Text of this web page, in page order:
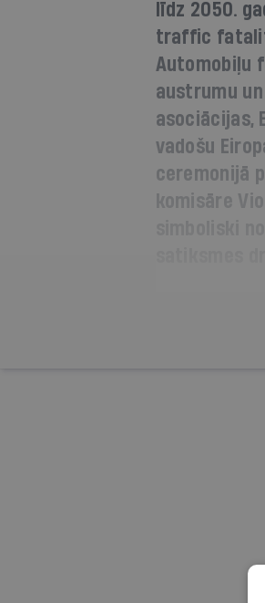
līdz 2050.
traffic
Automobiļu
austrumu
asociācijas,
vadošu
ceremonijā
komisāre